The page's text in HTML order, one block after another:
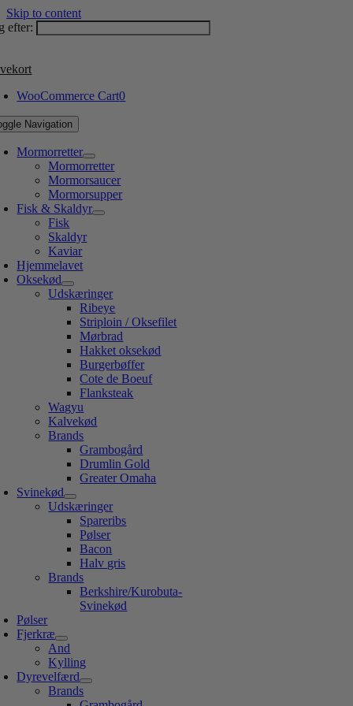
Skip to content
efter:
WooCommerce Cart0
Navigation
Mormorretter
Mormorretter
Mormorsaucer
Mormorsupper
Fisk & Skaldyr
Fisk
Skaldyr
Kaviar
Hjemmelavet
Oksekød
Udskæringer
Ribeye
Striploin / Oksefilet
Mørbrad
Hakket oksekød
Burgerbøffer
Cote de Boeuf
Flanksteak
Wagyu
Kalvekød
Brands
Grambogård
Drumlin Gold
Greater Omaha
Svinekød
Udskæringer
Spareribs
Pølser
Bacon
Halv gris
Brands
Berkshire/Kurobuta-
Svinekød
Pølser
Fjerkræ
And
Kylling
Dyrevelfærd
Brands